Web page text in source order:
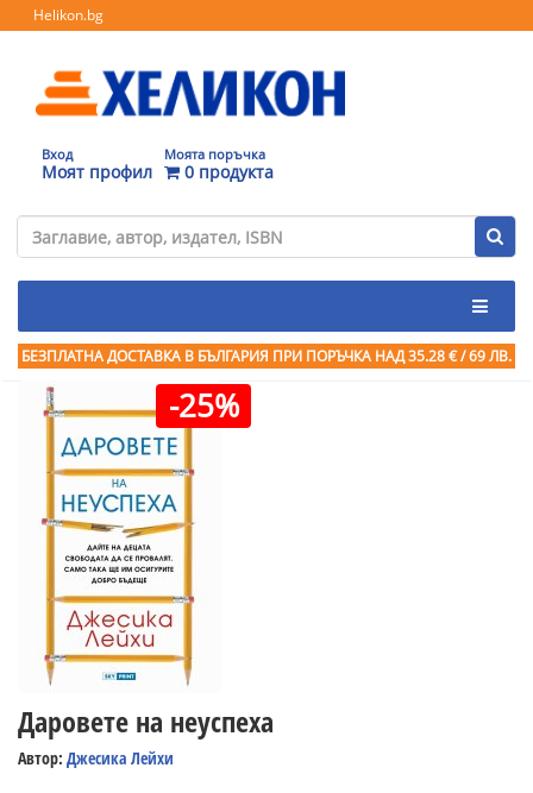
Helikon.bg
Вход
Моят профил
Моята поръчка
0 продукта
БЕЗПЛАТНА ДОСТАВКА В БЪЛГАРИЯ ПРИ ПОРЪЧКА НАД 35.28 € / 69 ЛВ.
-25%
Даровете на неуспеха
Автор: Джесика Лейхи